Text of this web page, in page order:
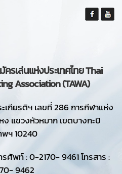
เล่นแห่งประเทศไทย Thai
Association (TAWA)
เกียรติฯ เลขที่ 286 การกีฬาแห่ง
ง แขวงหัวหมาก เขตบางกะปิ
พฯ 10240
รศัพท์ : 0-2170- 9461 โทรสาร :
9462